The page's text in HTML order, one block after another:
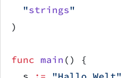
	"
strings"
)
func main () {